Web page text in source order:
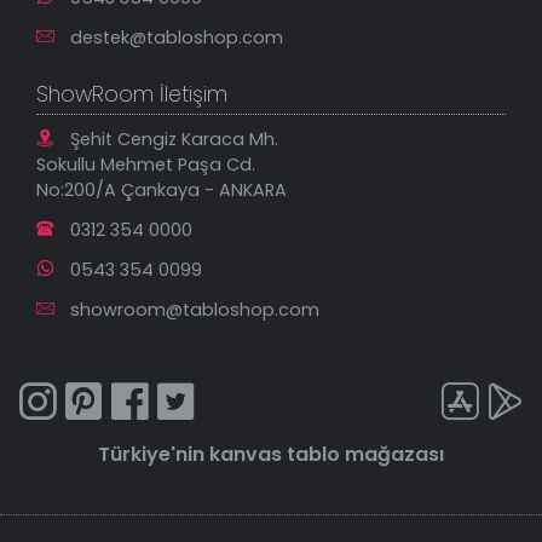
destek@tabloshop.com
ShowRoom İletişim
Şehit Cengiz Karaca Mh.
Sokullu Mehmet Paşa Cd.
No:200/A Çankaya - ANKARA
0312 354 0000
0543 354 0099
showroom@tabloshop.com
Türkiye'nin kanvas tablo mağazası